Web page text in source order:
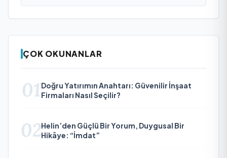
ÇOK OKUNANLAR
01 Doğru Yatırımın Anahtarı: Güvenilir İnşaat
Firmaları Nasıl Seçilir?
02Helin’den Güçlü Bir Yorum, Duygusal Bir
Hikâye: “İmdat”